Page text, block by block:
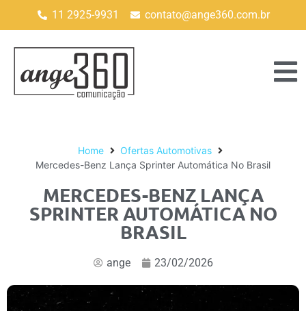
11 2925-9931 contato@ange360.com.br
Home
Ofertas Automotivas
Mercedes-Benz Lança Sprinter Automática No Brasil
MERCEDES-BENZ LANÇA
SPRINTER AUTOMÁTICA NO
BRASIL
ange 23/02/2026